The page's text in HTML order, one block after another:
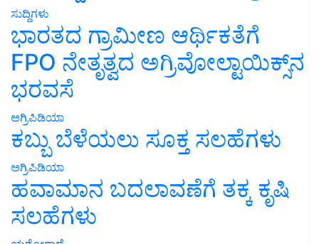
ಸುದ್ದಿಗಳು
ಭಾರತದ ಗ್ರಾಮೀಣ ಆರ್ಥಿಕತೆಗೆ
FPO ನೇತೃತ್ವದ ಅಗ್ರಿವೋಲ್ಟಾಯಿಕ್ಸ್‌ನ
ಭರವಸೆ
ಅಗ್ರಿಪಿಡಿಯಾ
ಕಬ್ಬು ಬೆಳೆಯಲು ಸೂಕ್ತ ಸಲಹೆಗಳು
ಅಗ್ರಿಪಿಡಿಯಾ
ಹವಾಮಾನ ಬದಲಾವಣೆಗೆ ತಕ್ಕ ಕೃಷಿ
ಸಲಹೆಗಳು